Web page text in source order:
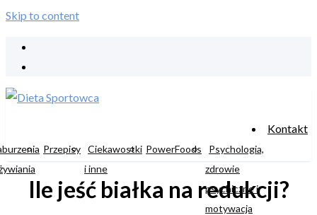
Skip to content
Przepisy Ciekawostki
i inne
PowerFoods
Psychologia,
zdrowie
psychiczne i
motywacja
Kontakt
Ile jeść białka na redukcji?